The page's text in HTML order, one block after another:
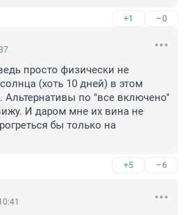
+1 –0
просто физически не
(хоть 10 дней) в этом
по "все включено"
И даром мне их вина не
бы только на
+5 –6